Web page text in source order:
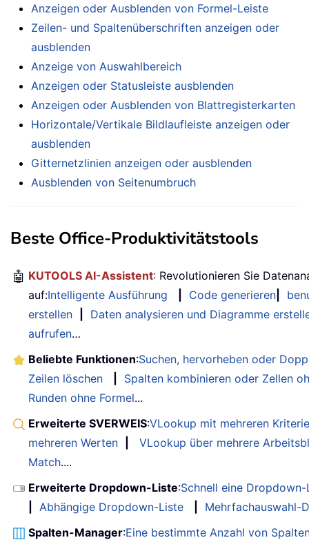
Anzeigen oder Ausblenden von Formel-Leiste
Zeilen- und Spaltenüberschriften anzeigen oder
ausblenden
Anzeige von Auswahlbereich
Anzeigen oder Statusleiste ausblenden
Anzeigen oder Ausblenden von Blattregisterkarten
Horizontale/Vertikale Bildlaufleiste anzeigen oder
ausblenden
Gitternetzlinien anzeigen oder ausblenden
Ausblenden von Seitenumbruch
Beste Office-Produktivitätstools
🤖 KUTOOLS AI-Assistent: Revolutionieren Sie
auf:Intelligente Ausführung Code generieren
erstellen
Daten analysieren und Diagramme
aufrufen…
Beliebte Funktionen:Suchen, hervorheben oder
Zeilen löschen
Spalten kombinieren oder Zellen
Runden ohne Formel...
Erweiterte SVERWEIS:VLookup mit mehreren
mehreren Werten
VLookup über mehrere
Match....
Erweiterte Dropdown-Liste:Schnell eine
Abhängige Dropdown-Liste
Mehrfachauswahl-
Spalten-Manager:Eine bestimmte Anzahl von